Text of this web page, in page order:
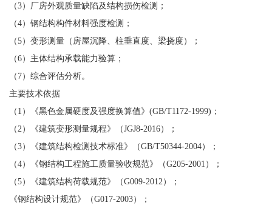
（3）厂房外观质量缺陷及结构损伤检测；
（4）钢结构构件材料强度检测；
（5）变形测量（房屋沉降、柱垂直度、梁挠度）；
（6）主体结构承载能力验算；
（7）综合评估分析。
主要技术依据
（1）《黑色金属硬度及强度换算值》(GB/T1172-1999)；
（2）《建筑变形测量规程》（JGJ8-2016）；
（3）《建筑结构检测技术标准》（GB/T50344-2004）；
（4）《钢结构工程施工质量验收规范》（G205-2001）；
（5）《建筑结构荷载规范》（G009-2012）；
《钢结构设计规范》（G017-2003）；